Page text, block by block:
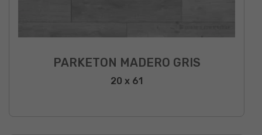
PARKETON MADERO GRIS
20 x 61